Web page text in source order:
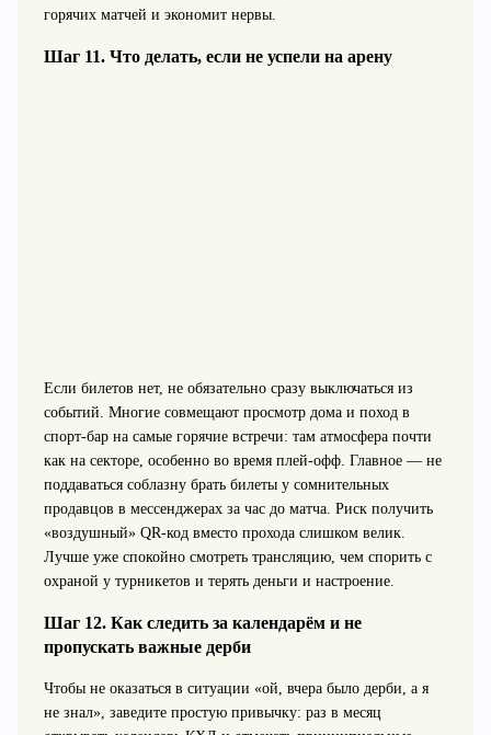
горячих матчей и экономит нервы.
Шаг 11. Что делать, если не успели на арену
Если билетов нет, не обязательно сразу выключаться из
событий. Многие совмещают просмотр дома и поход в
спорт‑бар на самые горячие встречи: там атмосфера почти
как на секторе, особенно во время плей‑офф. Главное — не
поддаваться соблазну брать билеты у сомнительных
продавцов в мессенджерах за час до матча. Риск получить
«воздушный» QR‑код вместо прохода слишком велик.
Лучше уже спокойно смотреть трансляцию, чем спорить с
охраной у турникетов и терять деньги и настроение.
Шаг 12. Как следить за календарём и не
пропускать важные дерби
Чтобы не оказаться в ситуации «ой, вчера было дерби, а я
не знал», заведите простую привычку: раз в месяц